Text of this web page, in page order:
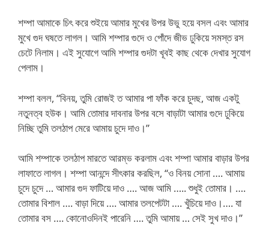
শম্পা আমাকে চিৎ করে শুইয়ে আমার মুখের উপর উভু হয়ে বসল এবং আমার
মুখে গুদ ঘষতে লাগল। আমি শম্পার গুদে ও পোঁদে জীভ ঢুকিয়ে সমস্ত রস
চেটে নিলাম। এই সুযোগে আমি শম্পার গুদটা খূবই কাছ থেকে দেখার সুযোগ
পেলাম।
শম্পা বলল, “বিনয়, তুমি রোজই ত আমার পা ফাঁক করে চুদছ, আজ একটু
নতুনত্ব হউক। আমি তোমার দাবনার উপর বসে বাড়াটা আমার গুদে ঢুকিয়ে
নিচ্ছি তুমি তলঠাপ মেরে আমায় চুদে দাও।”
আমি শম্পাকে তলঠাপ মারতে আরম্ভ করলাম এবং শম্পা আমার বাড়ার উপর
লাফাতে লাগল। শম্পা আনন্দে সীৎকার করছিল, “ও বিনয় সোনা …. আমায়
চুদে চুদে … আমার গুদ ফাটিয়ে দাও …. আজ আমি ….. শুধুই তোমার। ….
তোমার বিশাল …. বাড়া দিয়ে …. আমার তলপেটটা …. খুঁচিয়ে দাও।…. যা
তোমার বস …. কোনোওদিনই পারেনি …. তুমি আমায় … সেই সুখ দাও।”